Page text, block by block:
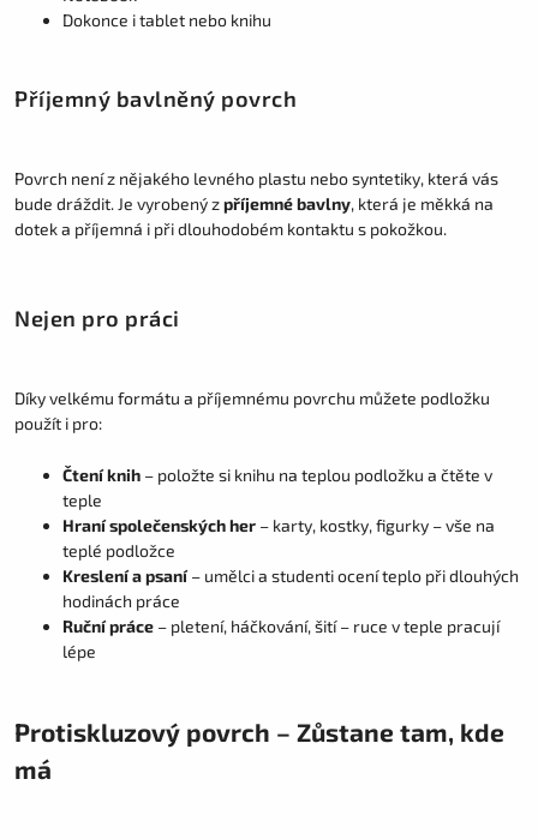
Dokonce i tablet nebo knihu
Příjemný bavlněný povrch
Povrch není z nějakého levného plastu nebo syntetiky, která vás
bude dráždit. Je vyrobený zpříjemné bavlny, která je měkká na
dotek a příjemná i při dlouhodobém kontaktu s pokožkou.
Nejen pro práci
Díky velkému formátu a příjemnému povrchu můžete podložku
použít i pro:
Čtení knih – položte si knihu na teplou podložku a čtěte v
teple
Hraní společenských her – karty, kostky, figurky – vše na
teplé podložce
Kreslení a psaní– umělci a studenti ocení teplo při dlouhých
hodinách práce
Ruční práce – pletení, háčkování, šití – ruce v teple pracují
lépe
Protiskluzový povrch – Zůstane tam, kde
má